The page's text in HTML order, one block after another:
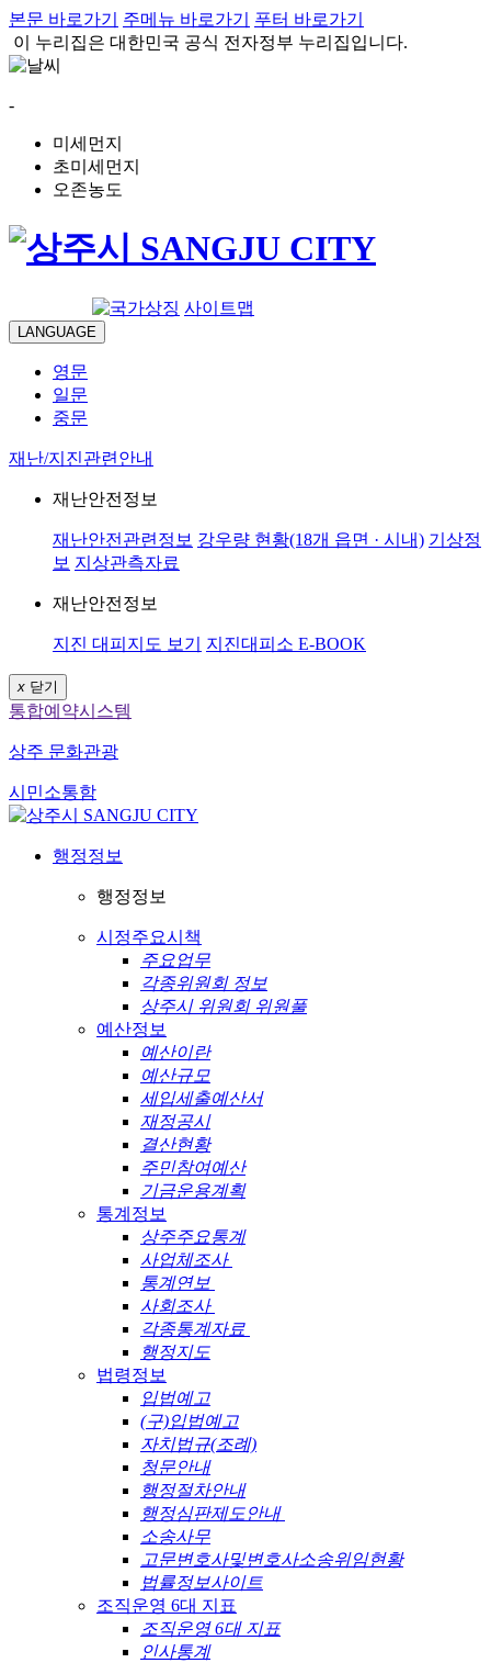
본문 바로가기 주메뉴 바로가기
푸터 바로가기
이 누리집은 대한민국 공식 전자정부 누리집입니다.
-
미세먼지
초미세먼지
오존농도
사이트맵
LANGUAGE
영문
일문
중문
재난/지진관련안내
재난안전정보
재난안전관련정보 강우량 현황(18개 읍면 · 시내) 기상정
보 지상관측자료
재난안전정보
지진 대피지도 보기 지진대피소 E-BOOK
x 닫기
통합예약시스템
상주 문화관광
시민소통함
행정정보
행정정보
시정주요시책
주요업무
각종위원회 정보
상주시 위원회 위원풀
예산정보
예산이란
예산규모
세입세출예산서
재정공시
결산현황
주민참여예산
기금운용계획
통계정보
상주주요통계
사업체조사
통계연보
사회조사
각종통계자료
행정지도
법령정보
입법예고
(구)입법예고
자치법규(조례)
청문안내
행정절차안내
행정심판제도안내
소송사무
고문변호사및변호사소송위임현황
법률정보사이트
조직운영 6대 지표
조직운영 6대 지표
인사통계